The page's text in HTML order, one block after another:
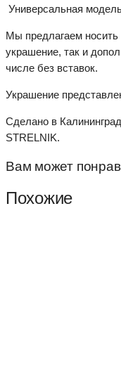
Универсальная
Мы предлагаем носить
украшение, так и
числе без вставок.
Украшение
Сделано в
STRELNIK.
Вам может
Похожие